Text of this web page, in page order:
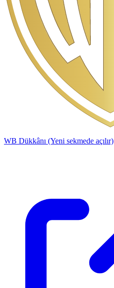
WB Dükkânı (Yeni sekmede açılır)